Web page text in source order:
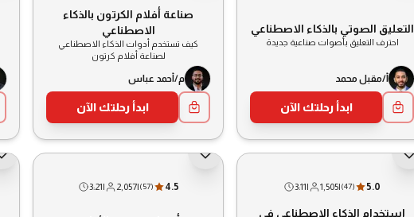
التعليق الصوتي بالذكاء الاصطناعي
احترف التعليق بأصوات صناعية جديدة
أ/مقبل محمد
ابدأ رحلتك الآن
صناعة أفلام الكرتون بالذكاء
الاصطناعي
كيف تستخدم أدوات الذكاء الاصطناعي
لصناعة أفلام كرتون
م/أحمد عباس
ابدأ رحلتك الآن
5.0
(47)
|
1,505
|
3:11
استخدام الذكاء الاصطناعى فى
4.5
(57)
|
2,057
|
3:21